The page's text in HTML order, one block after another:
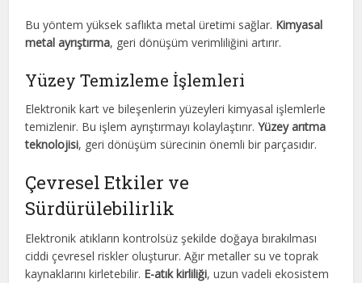
Bu yöntem yüksek saflıkta metal üretimi sağlar. Kimyasal
metal ayrıştırma, geri dönüşüm verimliliğini artırır.
Yüzey Temizleme İşlemleri
Elektronik kart ve bileşenlerin yüzeyleri kimyasal işlemlerle
temizlenir. Bu işlem ayrıştırmayı kolaylaştırır.Yüzey arıtma
teknolojisi, geri dönüşüm sürecinin önemli bir parçasıdır.
Çevresel Etkiler ve
Sürdürülebilirlik
Elektronik atıkların kontrolsüz şekilde doğaya bırakılması
ciddi çevresel riskler oluşturur. Ağır metaller su ve toprak
kaynaklarını kirletebilir. E-atık kirliliği, uzun vadeli ekosistem